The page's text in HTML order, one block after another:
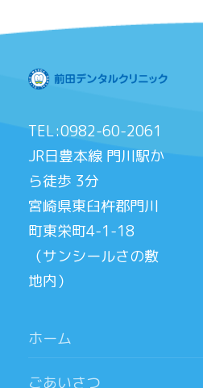
TEL:0982-60-2061
JR日豊本線 門川駅か
ら徒歩 3分
宮崎県東臼杵郡門川
町東栄町4-1-18
（サンシールさの敷
地内）
ホーム
ごあいさつ